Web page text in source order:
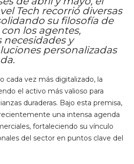
Tech recorrió diversas
su filosofía de
los agentes,
necesidades y
personalizadas
cada vez más digitalizado, la
el activo más valioso para
duraderas. Bajo esta premisa,
una intensa agenda
fortaleciendo su vínculo
del sector en puntos clave del